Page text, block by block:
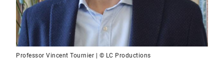
Professor Vincent Tournier | © LC Productions